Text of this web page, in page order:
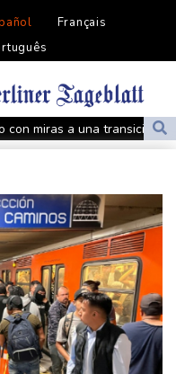
Français
con miras a una transición
y renueva a Vinícius
Conmebol
Madrid vale 160 millones
un preso político de